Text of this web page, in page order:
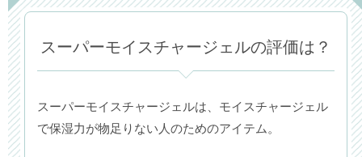
スーパーモイスチャージェルの評価は？
スーパーモイスチャージェルは、モイスチャージェル
で保湿力が物足りない人のためのアイテム。